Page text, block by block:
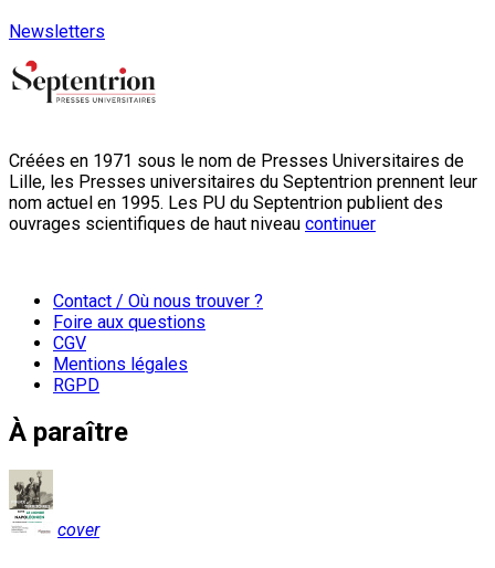
Newsletters
Créées en 1971 sous le nom de Presses Universitaires de
Lille, les Presses universitaires du Septentrion prennent leur
nom actuel en 1995. Les PU du Septentrion publient des
ouvrages scientifiques de haut niveau continuer
Contact / Où nous trouver ?
Foire aux questions
CGV
Mentions légales
RGPD
À paraître
cover